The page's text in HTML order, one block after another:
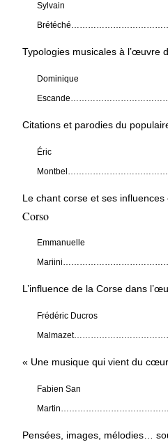
Sylvain
Typologies musicales à l’œuvre
Dominique
Citations et parodies du
Éric
Montbel
Le chant corse et ses influences
Corso
Emmanuelle
Mariini
L’influence de la Corse dans
Frédéric Ducros
Malmazet
« Une musique qui vient du
Fabien San
Martin
Pensées, images, mélodies…